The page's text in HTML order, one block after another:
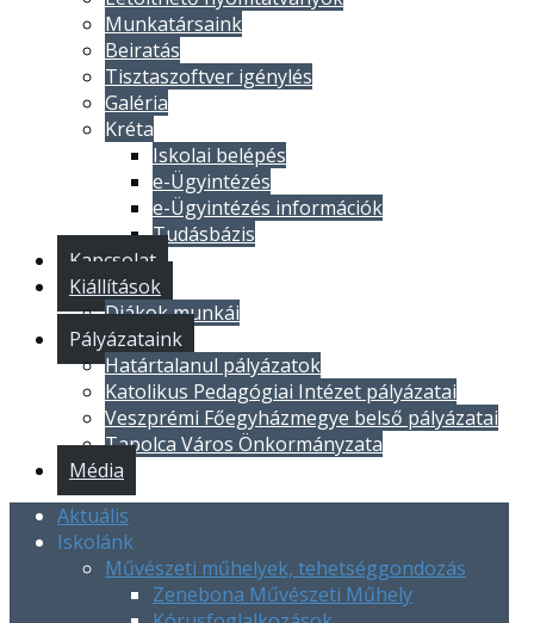
Munkatársaink
Beiratás
Tisztaszoftver igénylés
Galéria
Kréta
Iskolai belépés
e-Ügyintézés
e-Ügyintézés információk
Tudásbázis
Kapcsolat
Kiállítások
Diákok munkái
Pályázataink
Határtalanul pályázatok
Katolikus Pedagógiai Intézet pályázatai
Veszprémi Főegyházmegye belső pályázatai
Tapolca Város Önkormányzata
Média
Aktuális
Iskolánk
Művészeti műhelyek, tehetséggondozás
Ze​nebona Művészeti Műhely​